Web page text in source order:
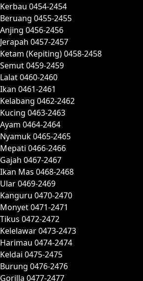
Kerbau 0454-2454
Beruang 0455-2455
Anjing 0456-2456
Jerapah 0457-2457
Ketam (Kepiting) 0458-2458
Semut 0459-2459
Lalat 0460-2460
Ikan 0461-2461
Kelabang 0462-2462
Kucing 0463-2463
Ayam 0464-2464
Nyamuk 0465-2465
Mepati 0466-2466
Gajah 0467-2467
Ikan Mas 0468-2468
Ular 0469-2469
Kanguru 0470-2470
Monyet 0471-2471
Tikus 0472-2472
Kelelawar 0473-2473
Harimau 0474-2474
Keldai 0475-2475
Burung 0476-2476
Gorilla 0477-2477